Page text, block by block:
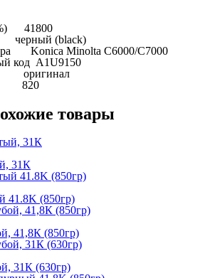
41800
(black)
Konica Minolta C6000/C7000
код A1U9150
оригинал
820
товары
31К
41.8K (850гр)
41,8К (850гр)
31К (630гр)